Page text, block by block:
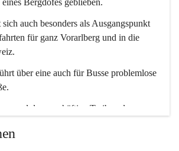
Bergdofes geblieben.
auch besonders als Ausgangspunkt
für ganz Vorarlberg und in die
über eine auch für Busse problemlose
und das geschäftige Treiben der